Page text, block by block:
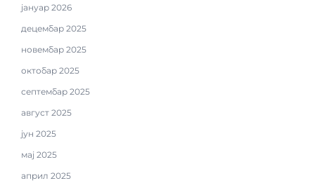
јануар 2026
децембар 2025
новембар 2025
октобар 2025
септембар 2025
август 2025
јун 2025
мај 2025
април 2025